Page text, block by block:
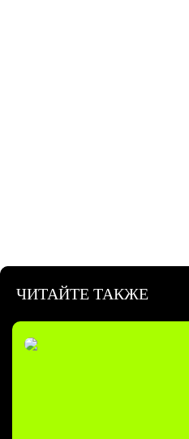
ЧИТАЙТЕ ТАКЖЕ